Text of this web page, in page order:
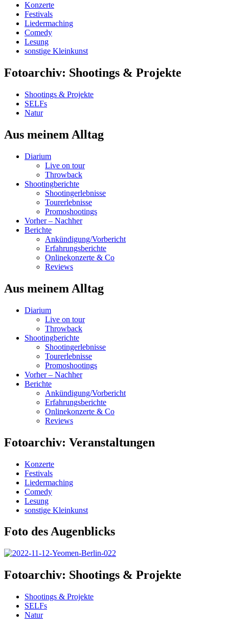
Konzerte
Festivals
Liedermaching
Comedy
Lesung
sonstige Kleinkunst
Fotoarchiv: Shootings & Projekte
Shootings & Projekte
SELFs
Natur
Aus meinem Alltag
Diarium
Live on tour
Throwback
Shootingberichte
Shootingerlebnisse
Tourerlebnisse
Promoshootings
Vorher – Nachher
Berichte
Ankündigung/Vorbericht
Erfahrungsberichte
Onlinekonzerte & Co
Reviews
Aus meinem Alltag
Diarium
Live on tour
Throwback
Shootingberichte
Shootingerlebnisse
Tourerlebnisse
Promoshootings
Vorher – Nachher
Berichte
Ankündigung/Vorbericht
Erfahrungsberichte
Onlinekonzerte & Co
Reviews
Fotoarchiv: Veranstaltungen
Konzerte
Festivals
Liedermaching
Comedy
Lesung
sonstige Kleinkunst
Foto des Augenblicks
Fotoarchiv: Shootings & Projekte
Shootings & Projekte
SELFs
Natur